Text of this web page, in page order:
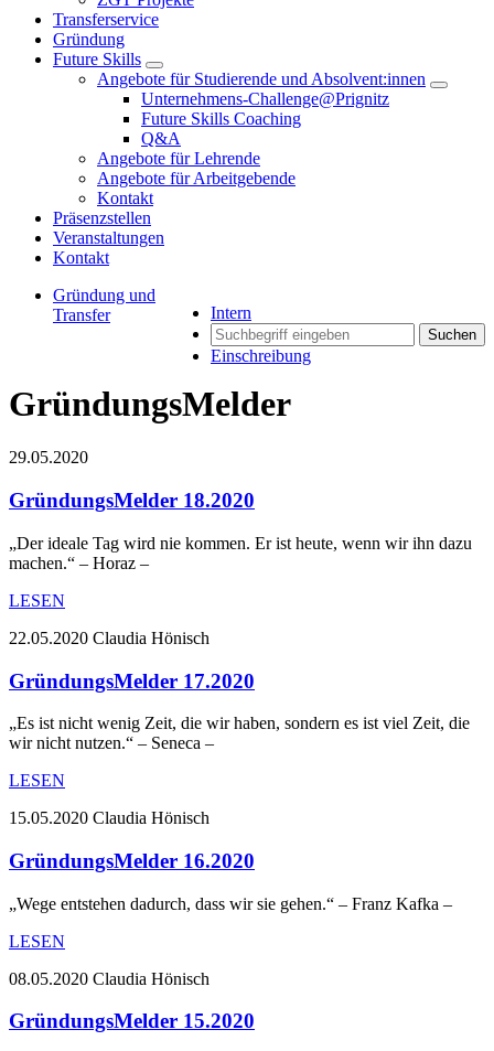
Transferservice
Gründung
Future Skills
Angebote für Studierende und Absolvent:innen
Unternehmens-Challenge@Prignitz
Future Skills Coaching
Q&A
Angebote für Lehrende
Angebote für Arbeitgebende
Kontakt
Präsenzstellen
Veranstaltungen
Kontakt
Intern
Suchen
Einschreibung
Gründung und
Transfer
GründungsMelder
29.05.2020
GründungsMelder 18.2020
„Der ideale Tag wird nie kommen. Er ist heute, wenn wir ihn dazu
machen.“ – Horaz –
LESEN
22.05.2020 Claudia Hönisch
GründungsMelder 17.2020
„Es ist nicht wenig Zeit, die wir haben, sondern es ist viel Zeit, die
wir nicht nutzen.“ – Seneca –
LESEN
15.05.2020 Claudia Hönisch
GründungsMelder 16.2020
„Wege entstehen dadurch, dass wir sie gehen.“ – Franz Kafka –
LESEN
08.05.2020 Claudia Hönisch
GründungsMelder 15.2020